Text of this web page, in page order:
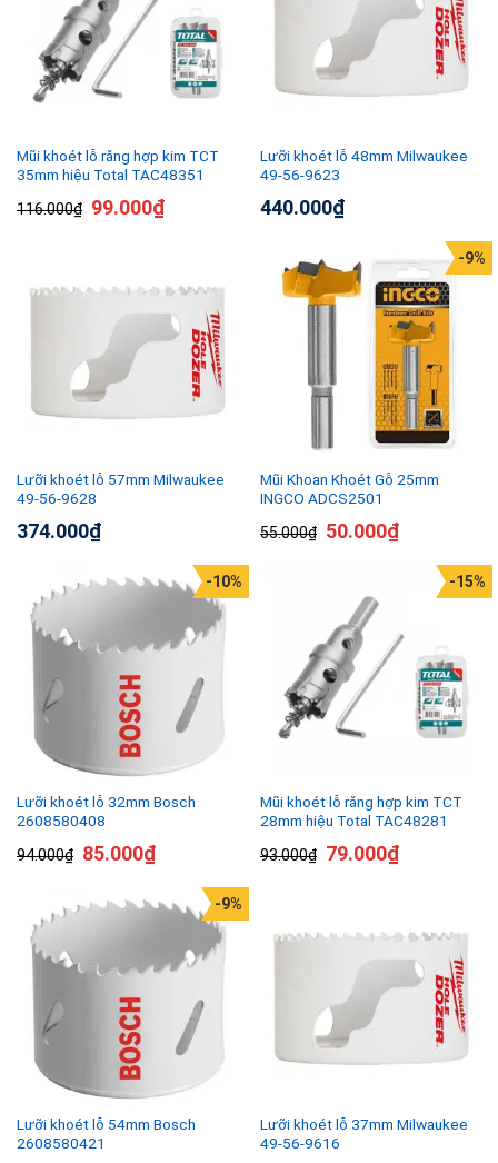
Mũi khoét lỗ răng hợp kim TCT
35mm hiệu Total TAC48351
116.000₫ 99.000₫
Lưỡi khoét lỗ 48mm Milwaukee
49-56-9623
440.000₫
Lưỡi khoét lỗ 57mm Milwaukee
49-56-9628
374.000₫
Mũi Khoan Khoét Gỗ 25mm
INGCO ADCS2501
55.000₫
-9%
50.000₫
Lưỡi khoét lỗ 32mm Bosch
2608580408
94.000₫
-10%
85.000₫
Mũi khoét lỗ răng hợp kim TCT
28mm hiệu Total TAC48281
93.000₫
-15%
79.000₫
Lưỡi khoét lỗ 54mm Bosch
2608580421
-9%
Lưỡi khoét lỗ 37mm Milwaukee
49-56-9616